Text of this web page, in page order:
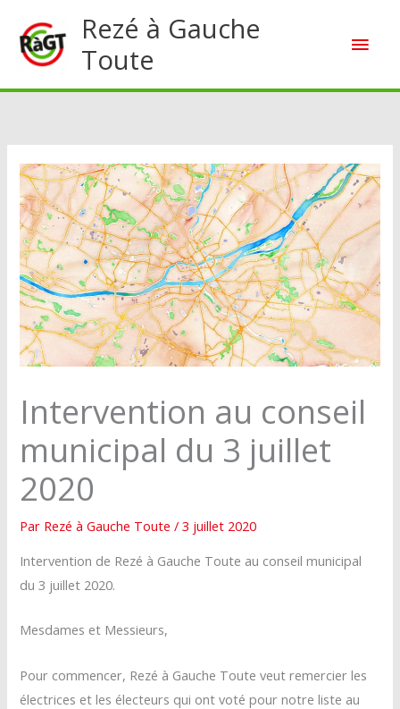
contenu
Rezé à Gauche
Toute
Intervention au conseil
municipal du 3 juillet
2020
Par Rezé à Gauche Toute/3 juillet 2020
Intervention de Rezé à Gauche Toute au conseil municipal
du 3 juillet 2020.
Mesdames et Messieurs,
Pour commencer, Rezé à Gauche Toute veut remercier les
électrices et les électeurs qui ont voté pour notre liste au